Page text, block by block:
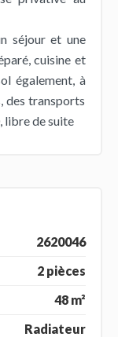
séjour et une
cuisine et
également, à
des transports
libre de suite
2620046
2 pièces
48 m²
Radiateur